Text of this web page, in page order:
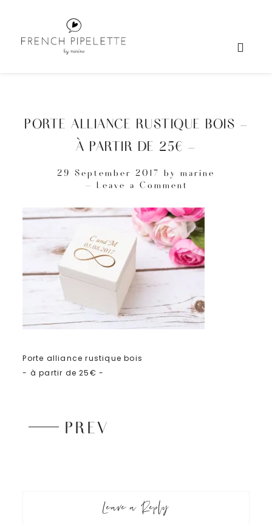
PORTE ALLIANCE RUSTIQUE BOIS –
À PARTIR DE 25€ –
29 September 2017 by marine
Leave a Comment
Porte alliance rustique bois
- à partir de 25€ -
PREV
Leave a Reply